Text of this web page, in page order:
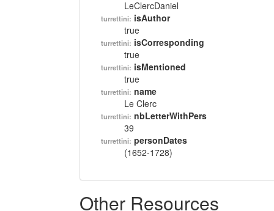
LeClercDaniel
turrettini: isAuthor
true
turrettini: isCorresponding
true
turrettini: isMentioned
true
turrettini: name
Le Clerc
turrettini: nbLetterWithPers
39
turrettini: personDates
(1652-1728)
Other Resources